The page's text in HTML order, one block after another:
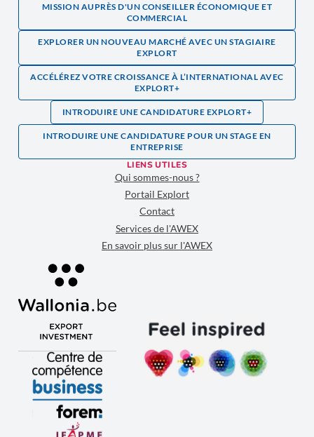
MISSION AUPRÈS D'UN CONSEILLER ÉCONOMIQUE ET
COMMERCIAL
EXPLORER UN NOUVEAU MARCHÉ AVEC UN STAGIAIRE
EXPLORT
ACCÉLÉREZ VOTRE CROISSANCE À L’INTERNATIONAL AVEC
EXPLORT+
INTRODUIRE UNE CANDIDATURE EXPLORT+
INTRODUIRE UNE CANDIDATURE POUR UN STAGE EN
ENTREPRISE
LIENS UTILES
Qui sommes-nous ?
Portail Explort
Contact
Services de l'AWEX
En savoir plus sur l'AWEX